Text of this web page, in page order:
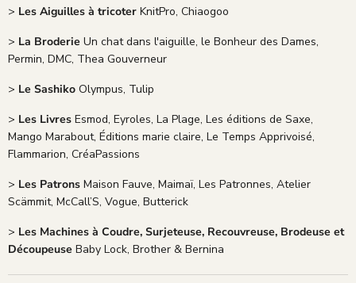
> Les Aiguilles à tricoter KnitPro, Chiaogoo
> La Broderie Un chat dans l'aiguille, le Bonheur des Dames,
Permin, DMC, Thea Gouverneur
> Le Sashiko Olympus, Tulip
> Les Livres Esmod, Eyroles, La Plage, Les éditions de Saxe,
Mango Marabout, Éditions marie claire, Le Temps Apprivoisé,
Flammarion, CréaPassions
> Les Patrons Maison Fauve, Maimaï, Les Patronnes, Atelier
Scämmit, McCall’S, Vogue, Butterick
> Les Machines à Coudre, Surjeteuse, Recouvreuse, Brodeuse et
Découpeuse Baby Lock, Brother & Bernina